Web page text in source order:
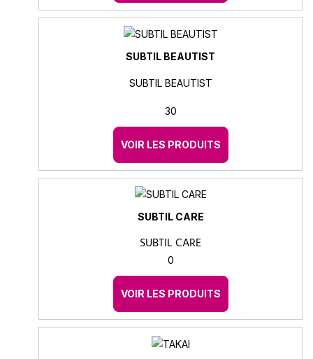
SUBTIL BEAUTIST
SUBTIL BEAUTIST
30
VOIR LES PRODUITS
SUBTIL CARE
SUBTIL CARE
0
VOIR LES PRODUITS